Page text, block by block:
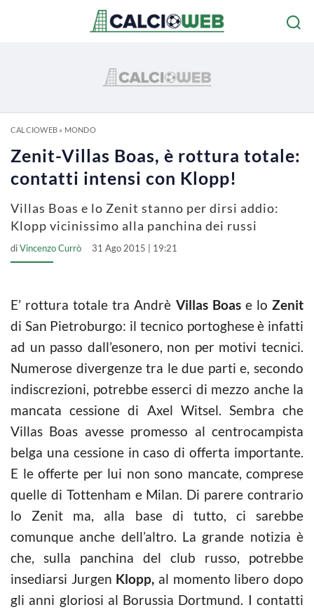
CALCIOWEB» MONDO
Zenit-Villas Boas, è rottura totale:
contatti intensi con Klopp!
Villas Boas e lo Zenit stanno per dirsi addio:
Klopp vicinissimo alla panchina dei russi
diVincenzo Currò 31 Ago 2015 | 19:21
E’ rottura totale tra Andrè Villas Boase loZenit
di San Pietroburgo: il tecnico portoghese è infatti
ad un passo dall’esonero, non per motivi tecnici.
Numerose divergenze tra le due parti e, secondo
indiscrezioni, potrebbe esserci di mezzo anche la
mancata cessione di Axel Witsel. Sembra che
Villas Boas avesse promesso al centrocampista
belga una cessione in caso di offerta importante.
E le offerte per lui non sono mancate, comprese
quelle di Tottenham e Milan. Di parere contrario
lo Zenit ma, alla base di tutto, ci sarebbe
comunque anche dell’altro. La grande notizia è
che, sulla panchina del club russo, potrebbe
insediarsi Jurgen Klopp, al momento libero dopo
gli anni gloriosi al Borussia Dortmund. I contatti